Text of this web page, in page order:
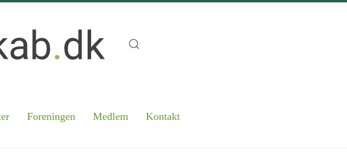
Foreningen Medlem Kontakt